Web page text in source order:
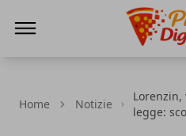
Home Notizie
legge: